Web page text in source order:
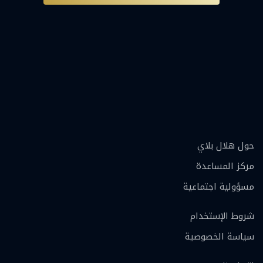
حول هلال بلاي
مركز المساعدة
مسؤولية اجتماعية
شروط الإستخدام
سياسة الخصوصية